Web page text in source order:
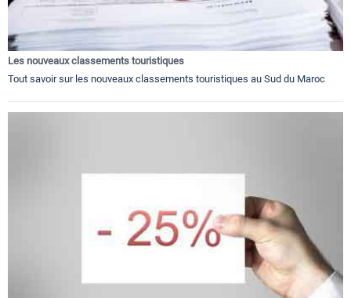
Les nouveaux classements touristiques
Tout savoir sur les nouveaux classements touristiques au Sud du Maroc